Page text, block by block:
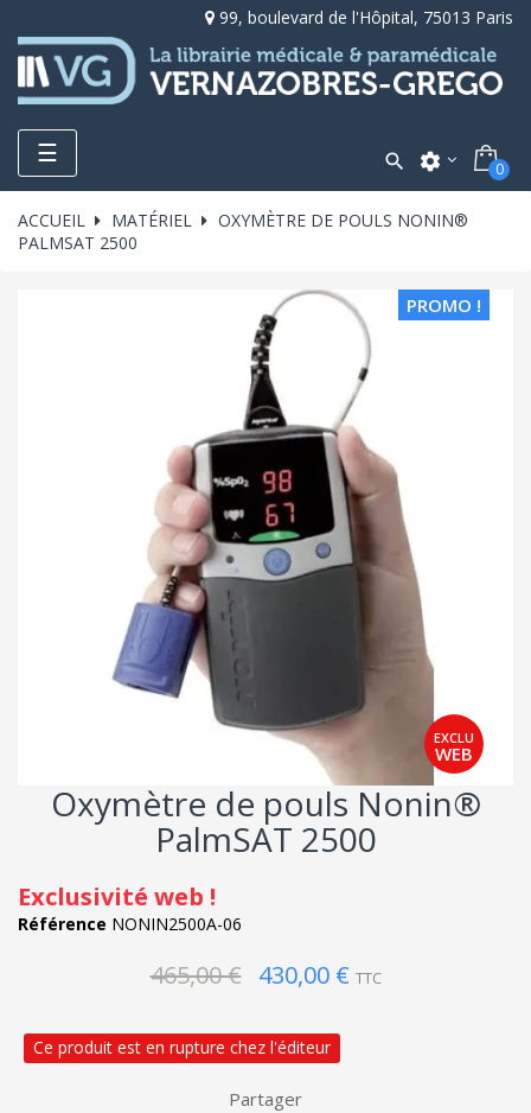
99, boulevard de l'Hôpital, 75013 Paris
Toggle
navigation
☰  settings 0
ACCUEIL MATÉRIEL
OXYMÈTRE DE POULS NONIN®
PALMSAT 2500
PROMO !
Oxymètre de pouls Nonin®
PalmSAT 2500
Exclusivité web !
Référence NONIN2500A-06
465,00 € 430,00 € TTC
Ce produit est en rupture chez l'éditeur
Partager